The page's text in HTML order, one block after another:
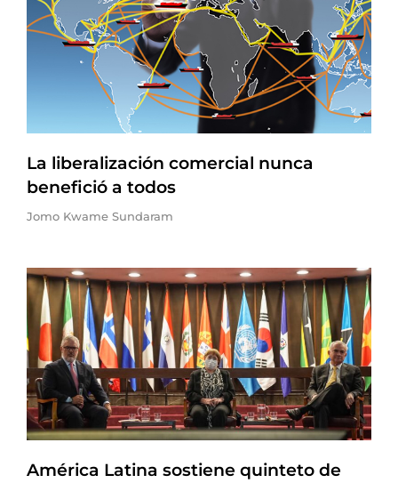
La liberalización comercial nunca
benefició a todos
Jomo Kwame Sundaram
América Latina sostiene quinteto de